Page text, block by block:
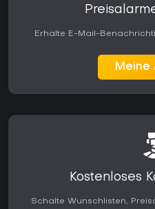
Erhalte E-Mail-
Meine
Kostenloses
Schalte Wunschlisten,